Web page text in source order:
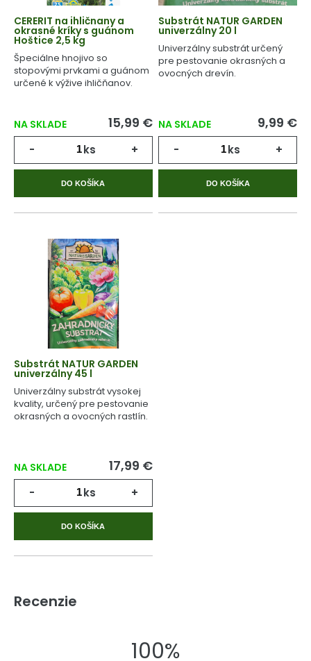
CERERIT na ihličnany a
okrasné kríky s guánom
Hoštice 2,5 kg
Špeciálne hnojivo so
stopovými prvkami a guánom
určené k výžive ihličňanov.
NA SKLADE 15,99 €
- ks +
DO KOŠÍKA
Substrát NATUR GARDEN
univerzálny 20 l
Univerzálny substrát určený
pre pestovanie okrasných a
ovocných drevín.
NA SKLADE 9,99 €
- ks +
DO KOŠÍKA
Substrát NATUR GARDEN
univerzálny 45 l
Univerzálny substrát vysokej
kvality, určený pre pestovanie
okrasných a ovocných rastlín.
NA SKLADE 17,99 €
- ks +
DO KOŠÍKA
Recenzie
100%